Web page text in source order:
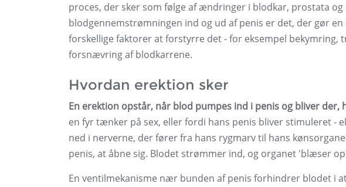
proces, der sker som følge af ændringer i blodkar, prostata og
blodgennemstrømningen ind og ud af penis er det, der gør
forskellige faktorer at forstyrre det - for eksempel
forsnævring af blodkarrene.
Hvordan erektion sker
En erektion opstår, når blod pumpes ind i penis og bliver
en fyr tænker på sex, eller fordi hans penis bliver stimuleret -
ned i nerverne, der fører fra hans rygmarv til hans
penis, at åbne sig. Blodet strømmer ind, og organet 'blæser
En ventilmekanisme nær bunden af ​​penis forhindrer blodet i